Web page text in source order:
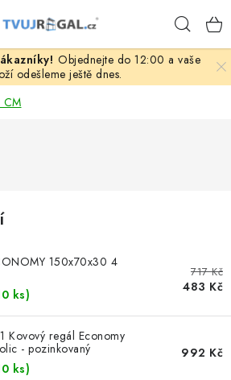
MATERIÁLU A SÉRIÍ
PRODUKTY
SKLEP
Objednejte do 12:00 a vaše
odešleme ještě dnes.
CM
150x70x30 4
ks)
717 Kč
483 Kč
Kovový regál Economy
- pozinkovaný
ks)
992 Kč